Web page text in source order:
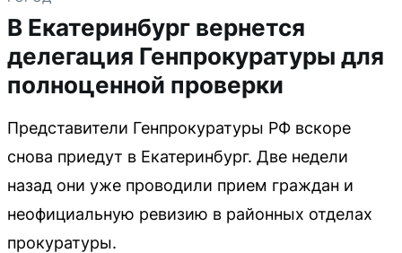
В Екатеринбург вернется
делегация Генпрокуратуры для
полноценной проверки
Представители Генпрокуратуры РФ вскоре
снова приедут в Екатеринбург. Две недели
назад они уже проводили прием граждан и
неофициальную ревизию в районных отделах
прокуратуры.